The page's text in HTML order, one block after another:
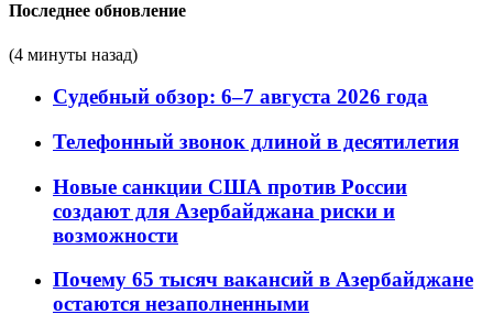
Последнее обновление
(4 минуты назад)
Судебный обзор: 6–7 августа 2026 года
Телефонный звонок длиной в десятилетия
Новые санкции США против России
создают для Азербайджана риски и
возможности
Почему 65 тысяч вакансий в Азербайджане
остаются незаполненными